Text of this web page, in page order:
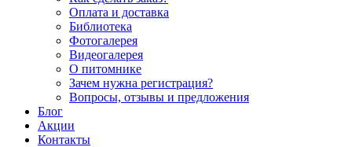
Оплата и доставка
Библиотека
Фотогалерея
Видеогалерея
О питомнике
Зачем нужна регистрация?
Вопросы, отзывы и предложения
Блог
Акции
Контакты